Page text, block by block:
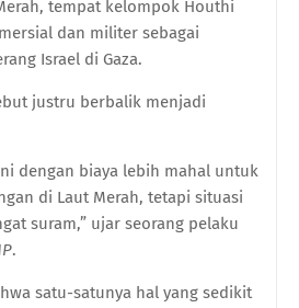
tempat kelompok Houthi
dan militer sebagai
Israel di Gaza.
justru berbalik menjadi
dengan biaya lebih mahal untuk
di Laut Merah, tetapi situasi
suram,” ujar seorang pelaku
.
satu-satunya hal yang sedikit